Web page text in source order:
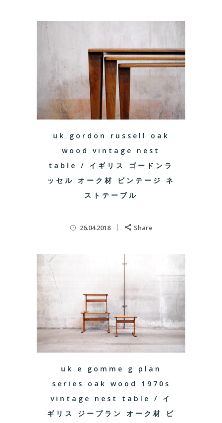
uk gordon russell oak
wood vintage nest
table / イギリス ゴードンラ
ッセル オーク材 ビンテージ ネ
ストテーブル
26.04.2018 Share
uk e gomme g plan
series oak wood 1970s
vintage nest table / イ
ギリス ジープラン オーク材 ビ